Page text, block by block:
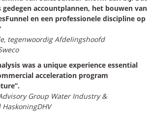
gedegen accountplannen, het bouwen van
en een professionele discipline op
tegenwoordig Afdelingshoofd
was a unique experience essential
acceleration program
Group Water Industry &